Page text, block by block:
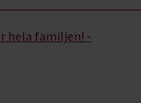
hela familjen! -